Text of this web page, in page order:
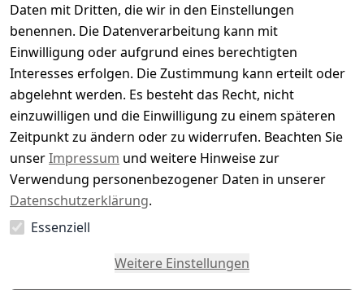
5
( 0 )
4
( 0 )
3
( 0 )
2
( 0 )
1
( 0 )
Es hat noch niemand eine Bewertung für diesen
Artikel abgegeben
Daten mit Dritten, die wir in den Einstellungen
benennen. Die Datenverarbeitung kann mit
Einwilligung oder aufgrund eines berechtigten
Interesses erfolgen. Die Zustimmung kann erteilt oder
abgelehnt werden. Es besteht das Recht, nicht
einzuwilligen und die Einwilligung zu einem späteren
Zeitpunkt zu ändern oder zu widerrufen. Beachten Sie
unserImpressum und weitere Hinweise zur
Verwendung personenbezogener Daten in unserer
Datenschutzerklärung.
Essenziell
Weitere Einstellungen